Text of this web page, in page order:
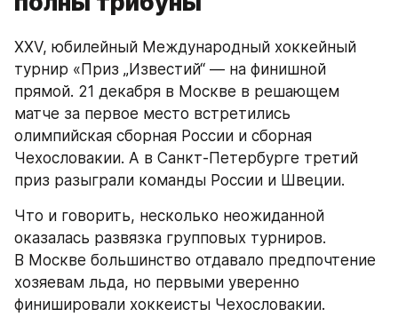
XXV, юбилейный Международный хоккейный
турнир «Приз „Известий“ — на финишной
прямой. 21 декабря в Москве в решающем
матче за первое место встретились
олимпийская сборная России и сборная
Чехословакии. А в Санкт-Петербурге третий
приз разыграли команды России и Швеции.
Что и говорить, несколько неожиданной
оказалась развязка групповых турниров.
В Москве большинство отдавало предпочтение
хозяевам льда, но первыми уверенно
финишировали хоккеисты Чехословакии.